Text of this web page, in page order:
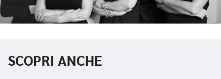
SCOPRI ANCHE